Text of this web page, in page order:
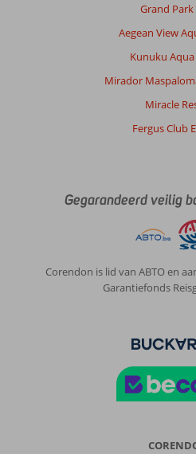
Grand Park
Aegean View
Kunuku
Mirador
Miracle
Fergus Club
Gegarandeerd veilig
Corendon is lid van ABTO en
Garantiefonds